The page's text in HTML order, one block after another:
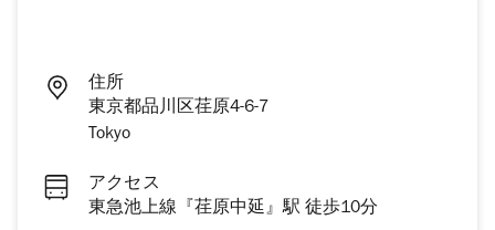
住所
東京都品川区荏原4-6-7
Tokyo
アクセス
東急池上線『荏原中延』駅 徒歩10分